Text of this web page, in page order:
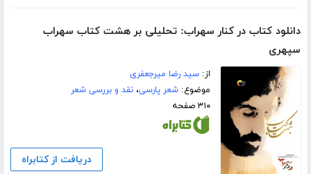
دانلود کتاب در کنار سهراب: تحلیلی بر هشت کتاب سهراب
سپهری
از:سید رضا میرجعفری
موضوع:شعر پارسی،نقد و بررسی شعر
۳۱۰ صفحه
دریافت از کتابراه